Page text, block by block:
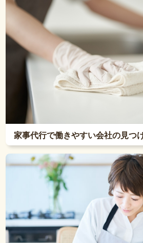
家事代行で働きやすい会社の見つ